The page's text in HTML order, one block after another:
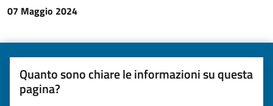
07 Maggio 2024
Quanto sono chiare le informazioni su questa
pagina?